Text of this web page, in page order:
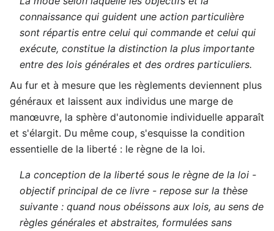
connaissance qui guident une action particulière
sont répartis entre celui qui commande et celui qui
exécute, constitue la distinction la plus importante
entre des lois générales et des ordres particuliers.
Au fur et à mesure que les règlements deviennent plus
généraux et laissent aux individus une marge de
manœuvre, la sphère d'autonomie individuelle apparaît
et s'élargit. Du même coup, s'esquisse la condition
essentielle de la liberté : le règne de la loi.
La conception de la liberté sous le règne de la loi -
objectif principal de ce livre - repose sur la thèse
suivante : quand nous obéissons aux lois, au sens de
règles générales et abstraites, formulées sans